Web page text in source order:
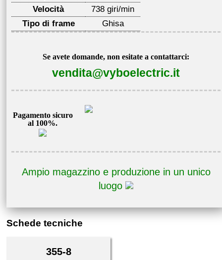
Velocità
738 giri/min
Tipo di frame
Ghisa
Se avete domande, non esitate a contattarci:
vendita@vyboelectric.it
Pagamento sicuro
al 100%.
Ampio magazzino e produzione in un unico
luogo
Schede tecniche
355-8